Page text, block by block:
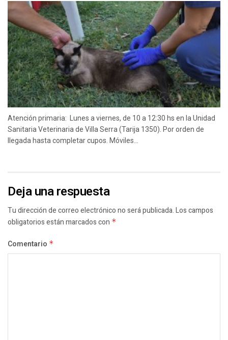
Atención primaria: Lunes a viernes, de 10 a 12:30 hs en la Unidad
Sanitaria Veterinaria de Villa Serra (Tarija 1350). Por orden de
llegada hasta completar cupos. Móviles...
Deja una respuesta
Tu dirección de correo electrónico no será publicada.Los campos
obligatorios están marcados con *
Comentario *